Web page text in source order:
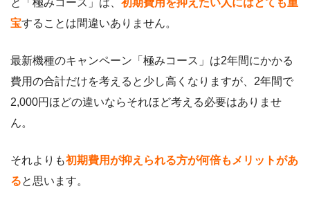
宝することは間違いありません。
最新機種のキャンペーン「極みコース」は2年間にかかる
費用の合計だけを考えると少し高くなりますが、2年間で
2,000円ほどの違いならそれほど考える必要はありませ
ん。
それよりも初期費用が抑えられる方が何倍もメリットがあ
ると思います。